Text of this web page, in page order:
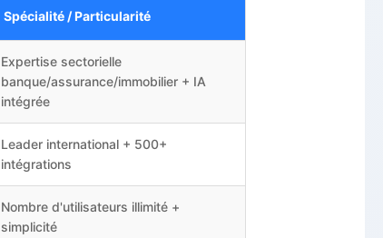
Spécialité / Particularité
Expertise sectorielle
banque/assurance/immobilier + IA
intégrée
Leader international + 500+
intégrations
Nombre d'utilisateurs illimité +
simplicité